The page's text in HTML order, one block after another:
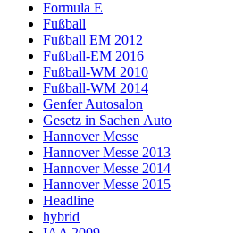
Formula E
Fußball
Fußball EM 2012
Fußball-EM 2016
Fußball-WM 2010
Fußball-WM 2014
Genfer Autosalon
Gesetz in Sachen Auto
Hannover Messe
Hannover Messe 2013
Hannover Messe 2014
Hannover Messe 2015
Headline
hybrid